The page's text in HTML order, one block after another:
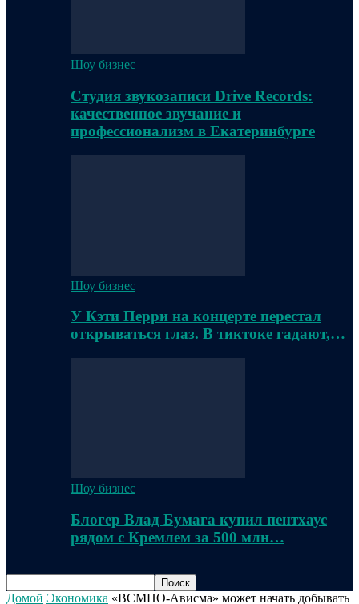
Шоу бизнес
Студия звукозаписи Drive Records:
качественное звучание и
профессионализм в Екатеринбурге
Шоу бизнес
У Кэти Перри на концерте перестал
открываться глаз. В тиктоке гадают,…
Шоу бизнес
Блогер Влад Бумага купил пентхаус
рядом с Кремлем за 500 млн…
Домой Экономика «ВСМПО-Ависма» может начать добывать